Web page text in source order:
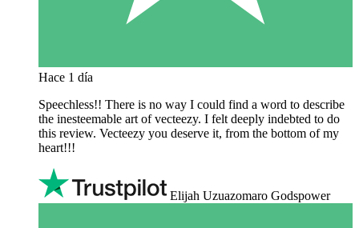
Hace 1 día
Speechless!! There is no way I could find a word to describe
the inesteemable art of vecteezy. I felt deeply indebted to do
this review. Vecteezy you deserve it, from the bottom of my
heart!!!
Elijah Uzuazomaro Godspower